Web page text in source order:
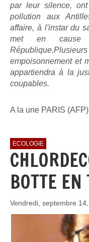
par leur silence,
pollution aux
affaire, à l'instar du
met en cause
empoisonnement et
appartiendra à la
coupables.
A la une PARIS
ECOLOGIE
BOTTE EN
Vendredi, septembre